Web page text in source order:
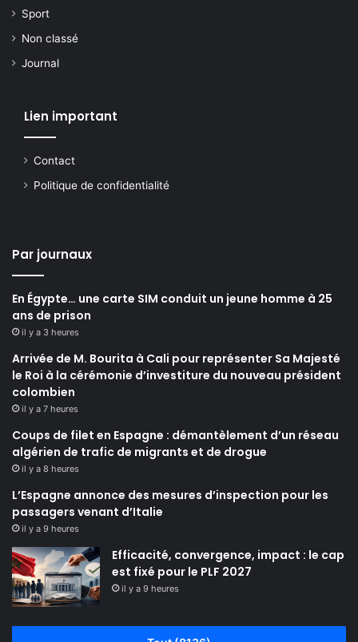
Sport
Non classé
Journal
Lien important
Contact
Politique de confidentialité
Par journaux
En Égypte… une carte SIM conduit un jeune homme à 25
ans de prison
il y a 3 heures
Arrivée de M. Bourita à Cali pour représenter Sa Majesté
le Roi à la cérémonie d’investiture du nouveau président
colombien
il y a 7 heures
Coups de filet en Espagne : démantèlement d’un réseau
algérien de trafic de migrants et de drogue
il y a 8 heures
L’Espagne annonce des mesures d’inspection pour les
passagers venant d’Italie
il y a 9 heures
Efficacité, convergence, impact : le cap
est fixé pour le PLF 2027
il y a 9 heures